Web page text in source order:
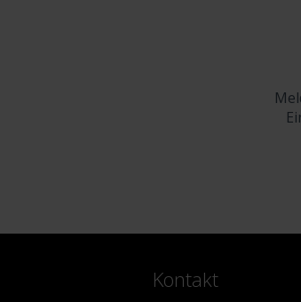
Kontakt